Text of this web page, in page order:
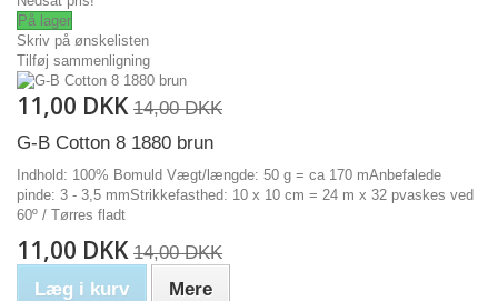
På lager
Skriv på ønskelisten
Tilføj sammenligning
11,00 DKK 14,00 DKK
G-B Cotton 8 1880 brun
Indhold: 100% Bomuld Vægt/længde: 50 g = ca 170 mAnbefalede
pinde: 3 - 3,5 mmStrikkefasthed: 10 x 10 cm = 24 m x 32 pvaskes ved
60º / Tørres fladt
11,00 DKK 14,00 DKK
Læg i kurv
Mere